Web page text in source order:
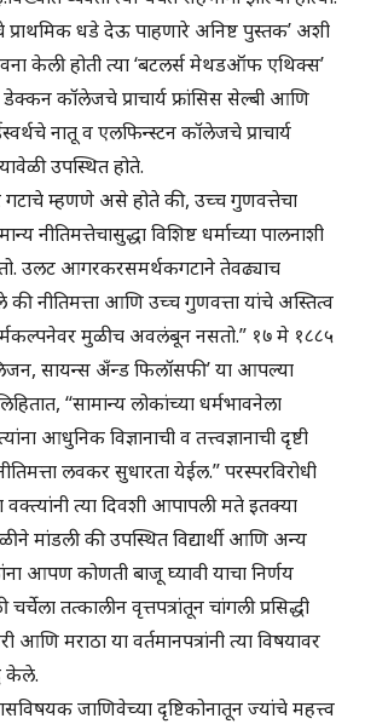
प्राथमिक धडे देऊ पाहणारे अनिष्ट पुस्तक’ अशी
केली होती त्या ‘बटलर्स मेथडऑफ एथिक्स’
कॉलेजचे प्राचार्य फ्रांसिस सेल्बी आणि
नातू व एलफिन्स्टन कॉलेजचे प्राचार्य
उपस्थित होते.
म्हणणे असे होते की, उच्च गुणवत्तेचा
नीतिमत्तेचासुद्धा विशिष्ट धर्माच्या पालनाशी
उलट आगरकरसमर्थकगटाने तेवढ्याच
की नीतिमत्ता आणि उच्च गुणवत्ता यांचे अस्तित्व
मुळीच अवलंबून नसतो.” १७ मे १८८५
सायन्स अँन्ड फिलॉसफी’ या आपल्या
“सामान्य लोकांच्या धर्मभावनेला
आधुनिक विज्ञानाची व तत्त्वज्ञानाची दृष्टी
लवकर सुधारता येईल.” परस्परविरोधी
वक्त्यांनी त्या दिवशी आपापली मते इतक्या
मांडली की उपस्थित विद्यार्थी आणि अन्य
आपण कोणती बाजू घ्यावी याचा निर्णय
तत्कालीन वृत्तपत्रांतून चांगली प्रसिद्धी
आणि मराठा या वर्तमानपत्रांनी त्या विषयावर
केले.
जाणिवेच्या दृष्टिकोनातून ज्यांचे महत्त्व